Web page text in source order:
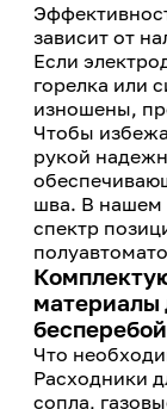
зависит от
Если
горелка или
изношены,
Чтобы
рукой
шва. В нашем
спектр
материалы
Что
Расходники
сопла,